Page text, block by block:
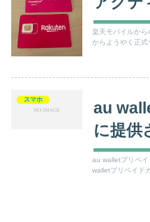
楽天モバイルか
からようやく正
スマホ
au
に提供
au walletプリペ
walletプリペイド